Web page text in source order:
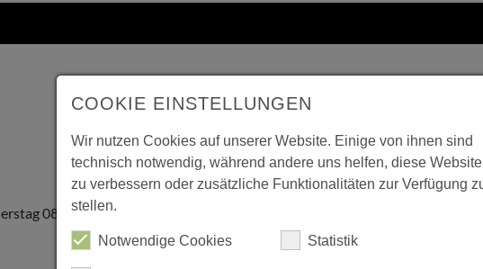
08:00 bis 18:00; Freitag 08:00 bis 15:00
COOKIE EINSTELLUNGEN
Wir nutzen Cookies auf unserer Website. Einige von ihnen sind
technisch notwendig, während andere uns helfen, diese Website
zu verbessern oder zusätzliche Funktionalitäten zur Verfügung
stellen.
Notwendige Cookies Statistik